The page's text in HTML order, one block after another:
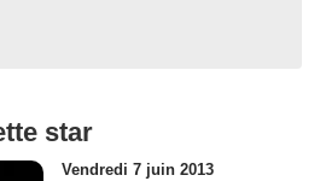
star
Vendredi 7 juin 2013